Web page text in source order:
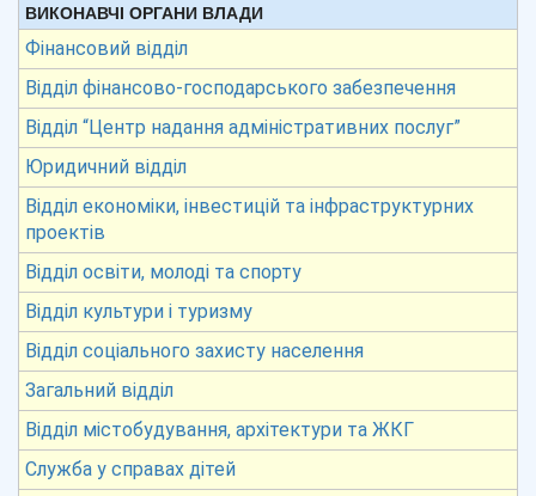
ВИКОНАВЧІ ОРГАНИ ВЛАДИ
Фінансовий відділ
Відділ фінансово-господарського забезпечення
Відділ “Центр надання адміністративних послуг”
Юридичний відділ
Відділ економіки, інвестицій та інфраструктурних
проектів
Відділ освіти, молоді та спорту
Відділ культури і туризму
Відділ соціального захисту населення
Загальний відділ
Відділ містобудування, архітектури та ЖКГ
Служба у справах дітей